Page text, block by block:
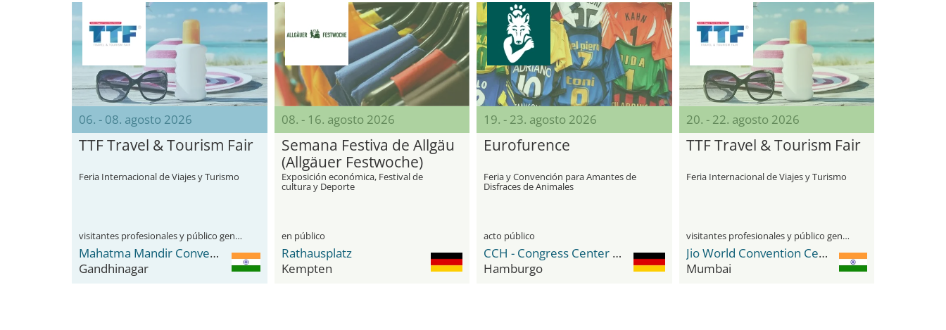
06. - 08. agosto 2026
TTF Travel & Tourism Fair
Feria Internacional de Viajes y Turismo
visitantes profesionales y público general
Mahatma Mandir Convention Center
Gandhinagar
08. - 16. agosto 2026
Semana Festiva de Allgäu
(Allgäuer Festwoche)
Exposición económica, Festival de
cultura y Deporte
en público
Rathausplatz
Kempten
19. - 23. agosto 2026
Eurofurence
Feria y Convención para Amantes de
Disfraces de Animales
acto público
CCH - Congress Center Hamburg
Hamburgo
20. - 22. agosto 2026
TTF Travel & Tourism Fair
Feria Internacional de Viajes y Turismo
visitantes profesionales y público general
Jio World Convention Centre
Mumbai